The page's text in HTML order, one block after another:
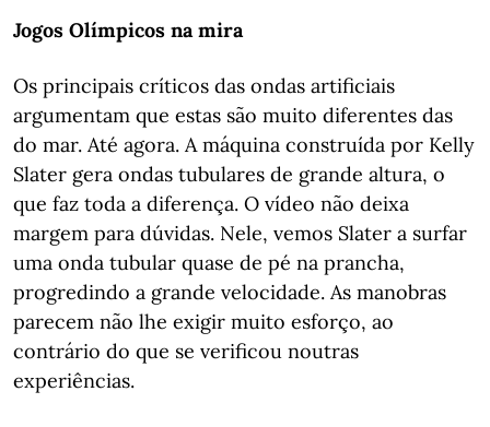
Jogos Olímpicos na mira
Os principais críticos das ondas artificiais
argumentam que estas são muito diferentes das
do mar. Até agora. A máquina construída por Kelly
Slater gera ondas tubulares de grande altura, o
que faz toda a diferença. O vídeo não deixa
margem para dúvidas. Nele, vemos Slater a surfar
uma onda tubular quase de pé na prancha,
progredindo a grande velocidade. As manobras
parecem não lhe exigir muito esforço, ao
contrário do que se verificou noutras
experiências.